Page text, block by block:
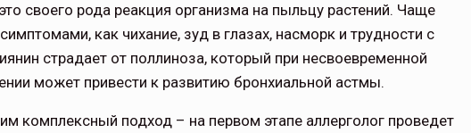
своего рода реакция организма на пыльцу растений. Чаще
как чихание, зуд в глазах, насморк и трудности с
страдает от поллиноза, который при несвоевременной
может привести к развитию бронхиальной астмы.
комплексный подход – на первом этапе аллерголог проведет